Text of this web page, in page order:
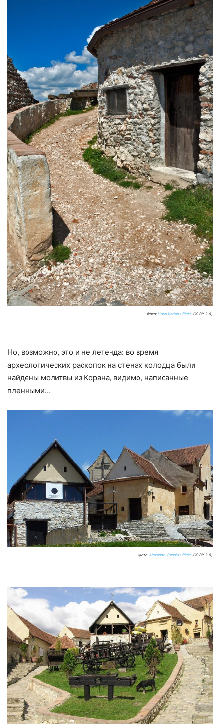
Фото: Horia Varlan / flickr (CC BY 2.0)
Но, возможно, это и не легенда: во время
археологических раскопок на стенах колодца были
найдены молитвы из Корана, видимо, написанные
пленными…
Фото: Alexandru Panoiu / flickr (CC BY 2.0)